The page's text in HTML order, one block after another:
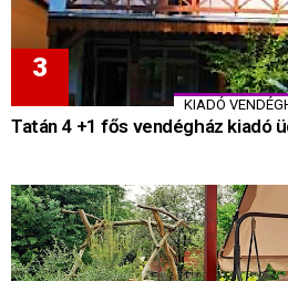
KIADÓ
Tatán 4 +1 fős vendégház kiadó